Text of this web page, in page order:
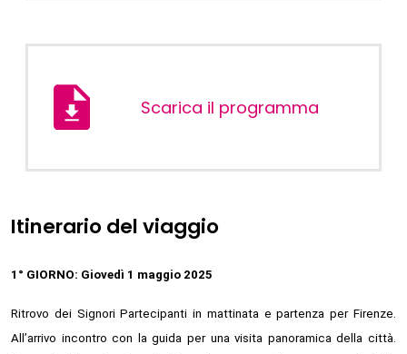
Scarica il programma
Itinerario del viaggio
1° GIORNO: Giovedì 1 maggio 2025
Ritrovo dei Signori Partecipanti in mattinata e partenza per Firenze.
All’arrivo incontro con la guida per una visita panoramica della città.